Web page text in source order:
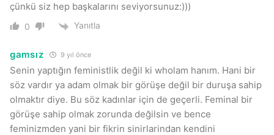
çünkü siz hep başkalarını seviyorsunuz:)))
0 Yanıtla
gamsız 9 yıl önce
Senin yaptığın feministlik değil ki wholam hanım. Hani bir
söz vardır ya adam olmak bir görüşe değil bir duruşa sahip
olmaktır diye. Bu söz kadınlar için de geçerli. Feminal bir
görüşe sahip olmak zorunda değilsin ve bence
feminizmden yani bir fikrin sinirlarindan kendini